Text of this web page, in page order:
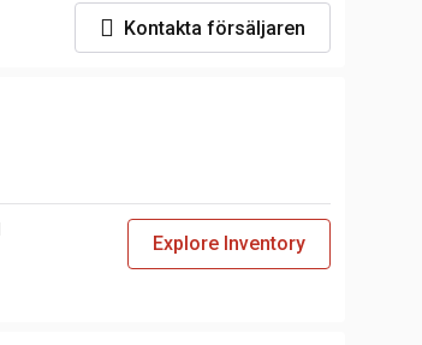
Kontakta försäljaren
Explore Inventory